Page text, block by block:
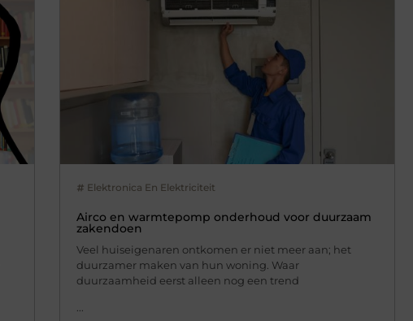
Elektronica En Elektriciteit
Airco en warmtepomp onderhoud voor duurzaam
zakendoen
Veel huiseigenaren ontkomen er niet meer aan; het
duurzamer maken van hun woning. Waar
duurzaamheid eerst alleen nog een trend
...